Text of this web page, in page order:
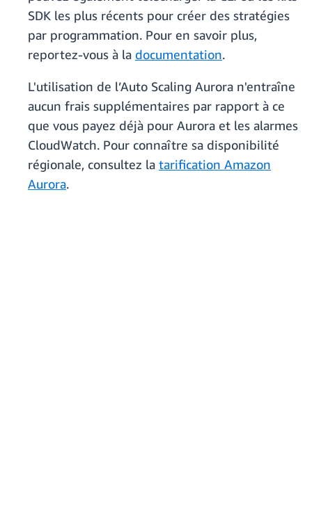
SDK les plus récents pour créer des stratégies
par programmation. Pour en savoir plus,
reportez-vous à la documentation.
L'utilisation de l’Auto Scaling Aurora n'entraîne
aucun frais supplémentaires par rapport à ce
que vous payez déjà pour Aurora et les alarmes
CloudWatch. Pour connaître sa disponibilité
régionale, consultez la tarification Amazon
Aurora.